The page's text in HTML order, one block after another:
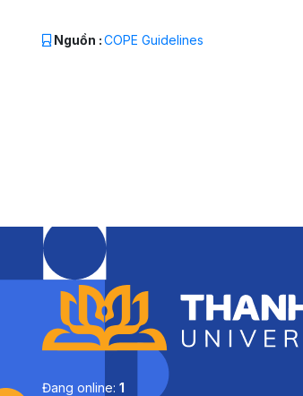
Nguồn :COPE Guidelines
Đang online: 1